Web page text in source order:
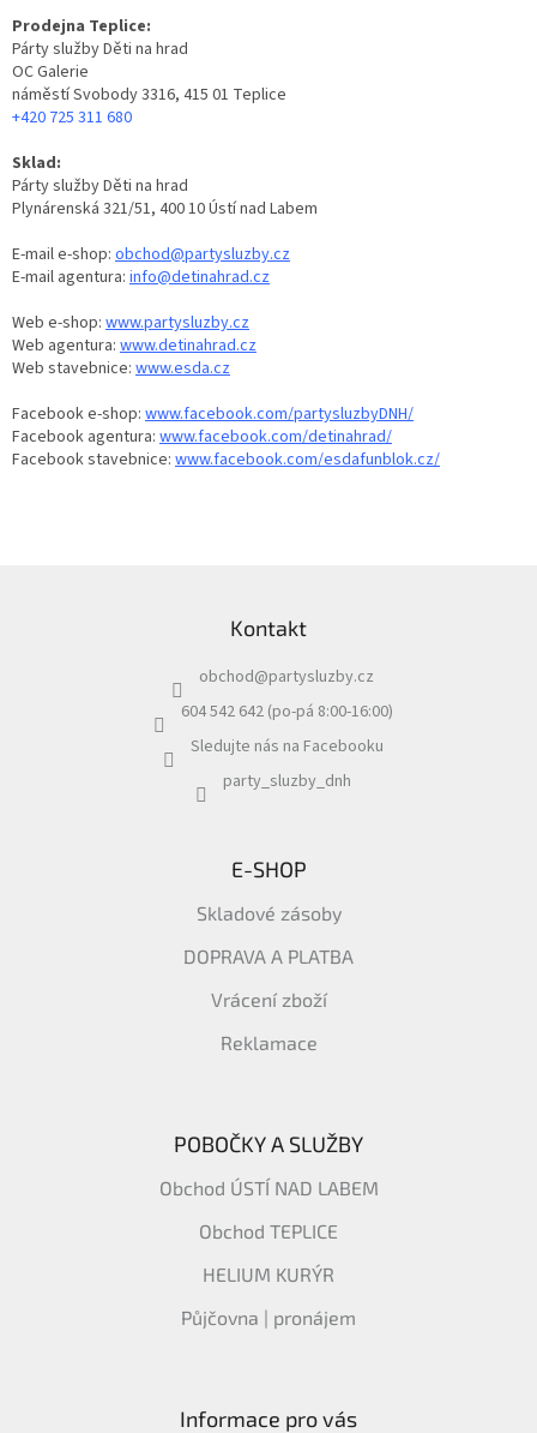
SLUŽBY
PŮJČOVNA
Přihlášení
Prodejna Teplice:
Párty služby Děti na hrad
OC Galerie
náměstí Svobody 3316, 415 01 Teplice
+420 725 311 680
Sklad:
Párty služby Děti na hrad
Plynárenská 321/51, 400 10 Ústí nad Labem
E-mail e-shop: obchod@partysluzby.cz
E-mail agentura: info@detinahrad.cz
Web e-shop: www.partysluzby.cz
Web agentura: www.detinahrad.cz
Web stavebnice: www.esda.cz
Facebook e-shop: www.facebook.com/partysluzbyDNH/
Facebook agentura: www.facebook.com/detinahrad/
Facebook stavebnice: www.facebook.com/esdafunblok.cz/
Kontakt
obchod@partysluzby.cz
604 542 642 (po-pá 8:00-16:00)
Sledujte nás na Facebooku
party_sluzby_dnh
E-SHOP
Skladové zásoby
DOPRAVA A PLATBA
Vrácení zboží
Reklamace
POBOČKY A SLUŽBY
Obchod ÚSTÍ NAD LABEM
Obchod TEPLICE
HELIUM KURÝR
Půjčovna | pronájem
Informace pro vás